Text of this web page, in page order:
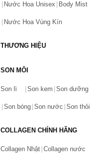
hay mua hàng?
gọi cho chúng tôi qua số
Nước Hoa Unisex Body Mist
Nước Hoa Vùng Kín
THƯƠNG HIỆU
SON MÔI
Son lì Son kem Son dưỡng
Son bóng Son nước Son thỏi
COLLAGEN CHÍNH HÃNG
Collagen Nhật Collagen nước